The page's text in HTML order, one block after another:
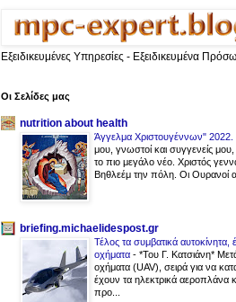
Εξειδικευμένες Υπηρεσίες - Εξειδικευμένα
Οι Σελίδες μας
nutrition about health
Άγγελμα Χριστουγέννων" 2022.
μου, γνωστοί και συγγενείς
το πιο μεγάλο νέο. Χριστός
Βηθλεέμ την πόλη. Οι Ουρανοί
briefing.michaelidespost.gr
Τέλος τα συμβατικά αυτοκίνητα,
οχήματα - *Του Γ. Κατσιάνη*
οχήματα (UAV), σειρά για να
έχουν τα ηλεκτρικά αεροπλάνα
προ...